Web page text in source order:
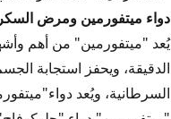
دواء ميتفورمين ومرض السكر
يُعد "ميتفورمين" من أهم
الدقيقة، ويحفز استجابة
السرطانية، ويُعد